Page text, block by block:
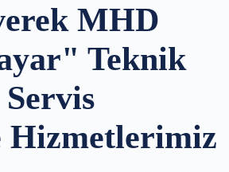
MHD
Teknik
Servis
Hizmetlerimiz